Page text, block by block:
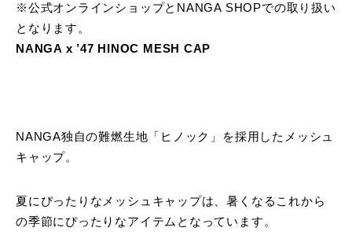
※公式オンラインショップとNANGA SHOPでの取り扱い
となります。
NANGA x ’47 HINOC MESH CAP
NANGA独自の難燃生地「ヒノック」を採用したメッシュ
キャップ。
夏にぴったりなメッシュキャップは、暑くなるこれから
の季節にぴったりなアイテムとなっています。